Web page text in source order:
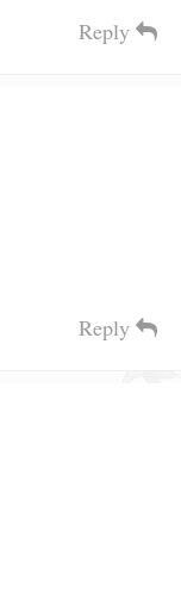
Reply
Reply